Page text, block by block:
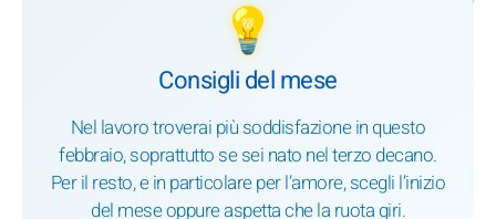
💡
Consigli del mese
Nel lavoro troverai più soddisfazione in questo
febbraio, soprattutto se sei nato nel terzo decano.
Per il resto, e in particolare per l’amore, scegli l’inizio
del mese oppure aspetta che la ruota giri.